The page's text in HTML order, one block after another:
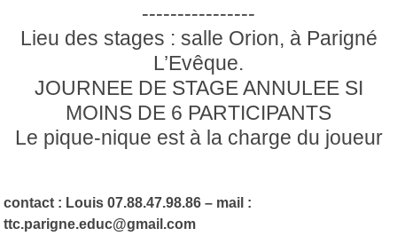
----------------
Lieu des stages : salle Orion, à Parigné
L’Evêque.
JOURNEE DE STAGE ANNULEE SI
MOINS DE 6 PARTICIPANTS
Le pique-nique est à la charge du joueur
contact : Louis 07.88.47.98.86 – mail :
ttc.parigne.educ@gmail.com